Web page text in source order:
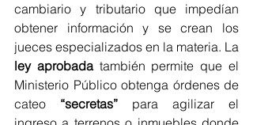
cambiario y tributario que impedían
obtener información y se crean los
ley aprobada también permite que el
Ministerio Público obtenga órdenes de
cateo “secretas” para agilizar el